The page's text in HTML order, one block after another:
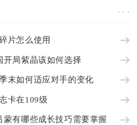
· · ·
片怎么使用
开局紫晶该如何选择
末如何适应对手的变化
卡在109级
蒙有哪些成长技巧需要掌握